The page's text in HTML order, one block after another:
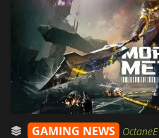
GAMING NEWS OctaneE